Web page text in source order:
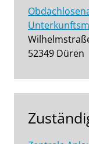
52349 Düren